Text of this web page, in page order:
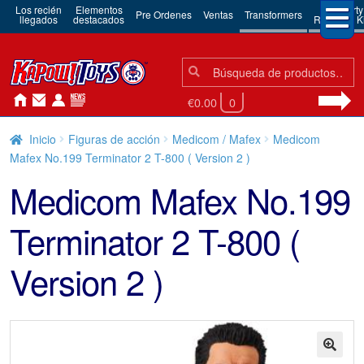
Los recién
llegados
Elementos
destacados Pre Ordenes Ventas Transformers 3rd Party
Robots &
Búsqueda:
Búsqueda
€0.00 0
Inicio Figuras de acción Medicom / Mafex
Medicom
Mafex No.199 Terminator 2 T-800 ( Version 2 )
Medicom Mafex No.199
Terminator 2 T-800 (
Version 2 )